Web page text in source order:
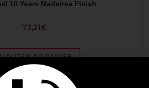
10 Years Madeirea Finish
73,21€
AU PANIER